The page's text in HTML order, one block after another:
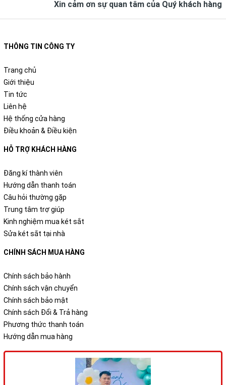
Xin cảm ơn sự quan tâm của Quý khách hàng
THÔNG TIN CÔNG TY
Trang chủ
Giới thiệu
Tin tức
Liên hệ
Hệ thống cửa hàng
Điều khoản & Điều kiện
HỖ TRỢ KHÁCH HÀNG
Đăng kí thành viên
Hướng dẫn thanh toán
Câu hỏi thường gặp
Trung tâm trợ giúp
Kinh nghiệm mua két sắt
Sửa két sắt tại nhà
CHÍNH SÁCH MUA HÀNG
Chính sách bảo hành
Chính sách vận chuyển
Chính sách bảo mật
Chính sách Đổi & Trả hàng
Phương thức thanh toán
Hướng dẫn mua hàng